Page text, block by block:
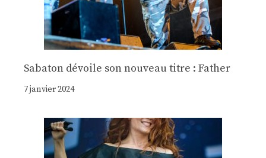
Sabaton dévoile son nouveau titre : Father
7 janvier 2024